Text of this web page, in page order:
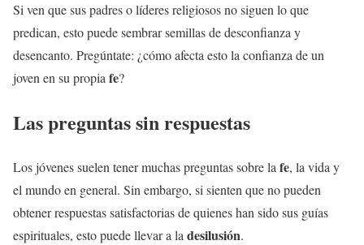
Si ven que sus padres o líderes religiosos no siguen lo que
predican, esto puede sembrar semillas de desconfianza y
desencanto. Pregúntate: ¿cómo afecta esto la confianza de un
joven en su propia fe?
Las preguntas sin respuestas
Los jóvenes suelen tener muchas preguntas sobre la fe, la vida y
el mundo en general. Sin embargo, si sienten que no pueden
obtener respuestas satisfactorias de quienes han sido sus guías
espirituales, esto puede llevar a la desilusión.